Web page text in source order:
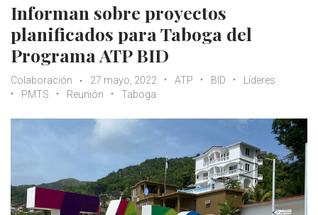
Informan sobre proyectos
planificados para Taboga del
Programa ATP BID
Colaboración 27 mayo, 2022 ATP BID
Líderes
PMTS
Reunión Taboga